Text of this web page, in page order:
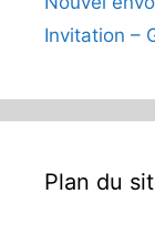
Invitation –
Plan du